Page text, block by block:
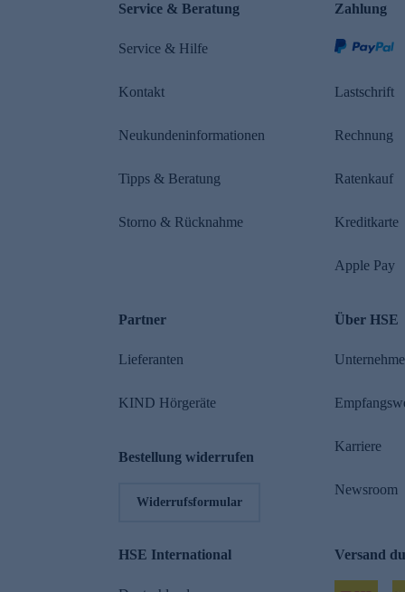
Service & Beratung
Service & Hilfe
Kontakt
Neukundeninformationen
Tipps & Beratung
Storno & Rücknahme
Zahlung
Lastschrift
Rechnung
Ratenkauf
Kreditkarte
Apple Pay
Partner
Lieferanten
KIND Hörgeräte
Bestellung widerrufen
Widerrufsformular
Über HSE
Karriere
Newsroom
HSE International Versand